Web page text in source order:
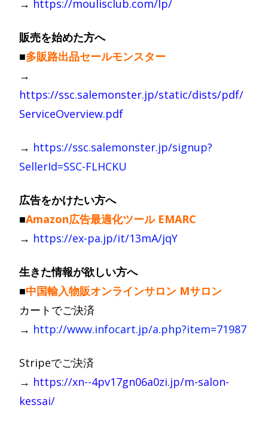
→ https://moulisclub.com/lp/
販売を始めた方へ
■多販路出品セールモンスター
→
https://ssc.salemonster.jp/static/dists/pdf/
ServiceOverview.pdf
→ https://ssc.salemonster.jp/signup?
SellerId=SSC-FLHCKU
広告をかけたい方へ
■Amazon広告最適化ツール EMARC
→ https://ex-pa.jp/it/13mA/jqY
生きた情報が欲しい方へ
■中国輸入物販オンラインサロン Mサロン
カートでご決済
→ http://www.infocart.jp/a.php?item=71987
Stripeでご決済
→ https://xn--4pv17gn06a0zi.jp/m-salon-
kessai/